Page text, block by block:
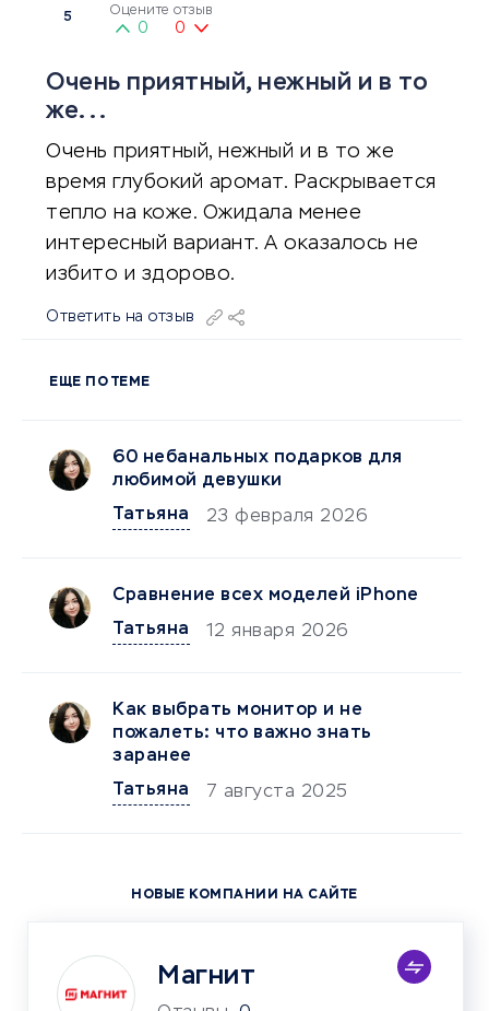
5 Оцените отзыв
0 0
Очень приятный, нежный и в то
же...
Очень приятный, нежный и в то же
время глубокий аромат. Раскрывается
тепло на коже. Ожидала менее
интересный вариант. А оказалось не
избито и здорово.
Ответить на отзыв
ЕЩЕ ПО ТЕМЕ
60 небанальных подарков для
любимой девушки
Татьяна
23 февраля 2026
Сравнение всех моделей iPhone
Татьяна
12 января 2026
Как выбрать монитор и не
пожалеть: что важно знать
заранее
Татьяна
7 августа 2025
НОВЫЕ КОМПАНИИ НА САЙТЕ
Магнит